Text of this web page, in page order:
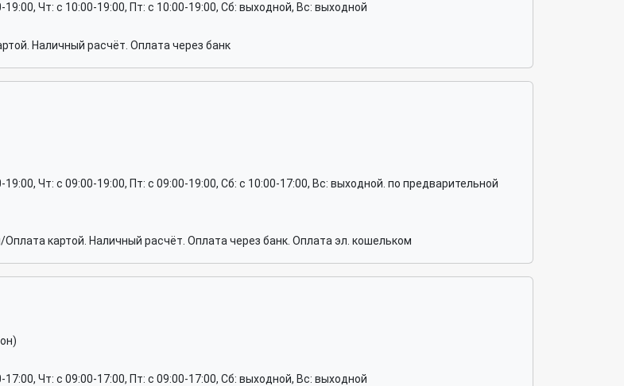
Чт: c 10:00-19:00, Пт: c 10:00-19:00, Сб: выходной, Вс: выходной
Наличный расчёт. Оплата через банк
Чт: c 09:00-19:00, Пт: c 09:00-19:00, Сб: c 10:00-17:00, Вс: выходной. по предварительной
картой. Наличный расчёт. Оплата через банк. Оплата эл. кошельком
Чт: c 09:00-17:00, Пт: c 09:00-17:00, Сб: выходной, Вс: выходной